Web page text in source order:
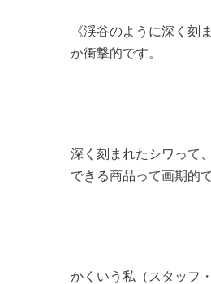
《渓谷のように深く刻
か衝撃的です。
深く刻まれたシワって
できる商品って画期的
かくいう私（スタッフ